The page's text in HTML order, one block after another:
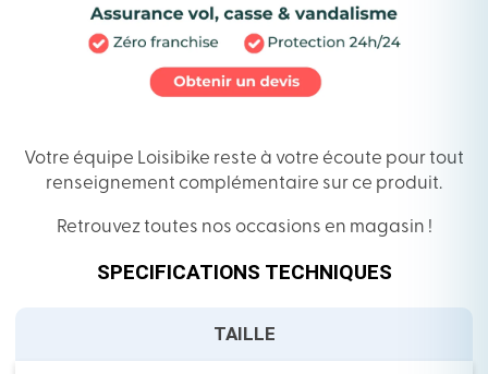
Votre équipe Loisibike reste à votre écoute pour tout
renseignement complémentaire sur ce produit.
Retrouvez toutes nos occasions en magasin !
SPECIFICATIONS TECHNIQUES
TAILLE